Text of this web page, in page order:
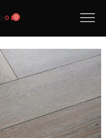
0₽0